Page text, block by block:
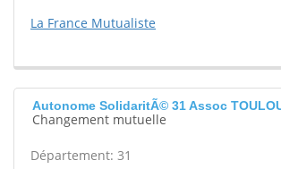
La France Mutualiste
Autonome SolidaritÃ© 31 Assoc
Changement mutuelle
Département: 31